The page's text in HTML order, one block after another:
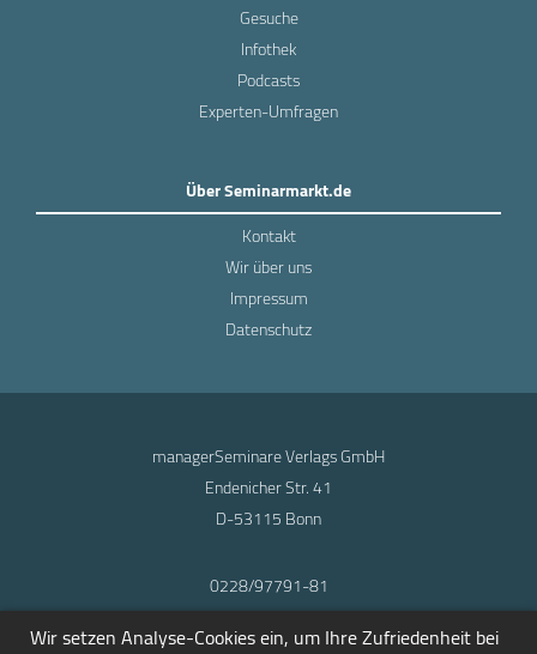
Gesuche
Infothek
Podcasts
Experten-Umfragen
Über Seminarmarkt.de
Kontakt
Wir über uns
Impressum
Datenschutz
managerSeminare Verlags GmbH
Endenicher Str. 41
D-53115 Bonn
0228/97791-81
info@seminarmarkt.de
Wir setzen Analyse-Cookies ein, um Ihre Zufriedenheit bei